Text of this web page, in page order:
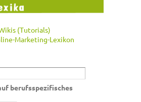
(Tutorials)
Marketing-Lexikon
berufsspezifisches